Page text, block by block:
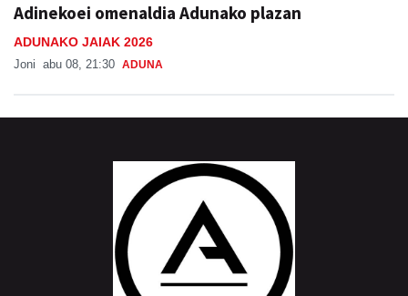
Adinekoei omenaldia Adunako plazan
ADUNAKO JAIAK 2026
Joni abu 08, 21:30 ADUNA